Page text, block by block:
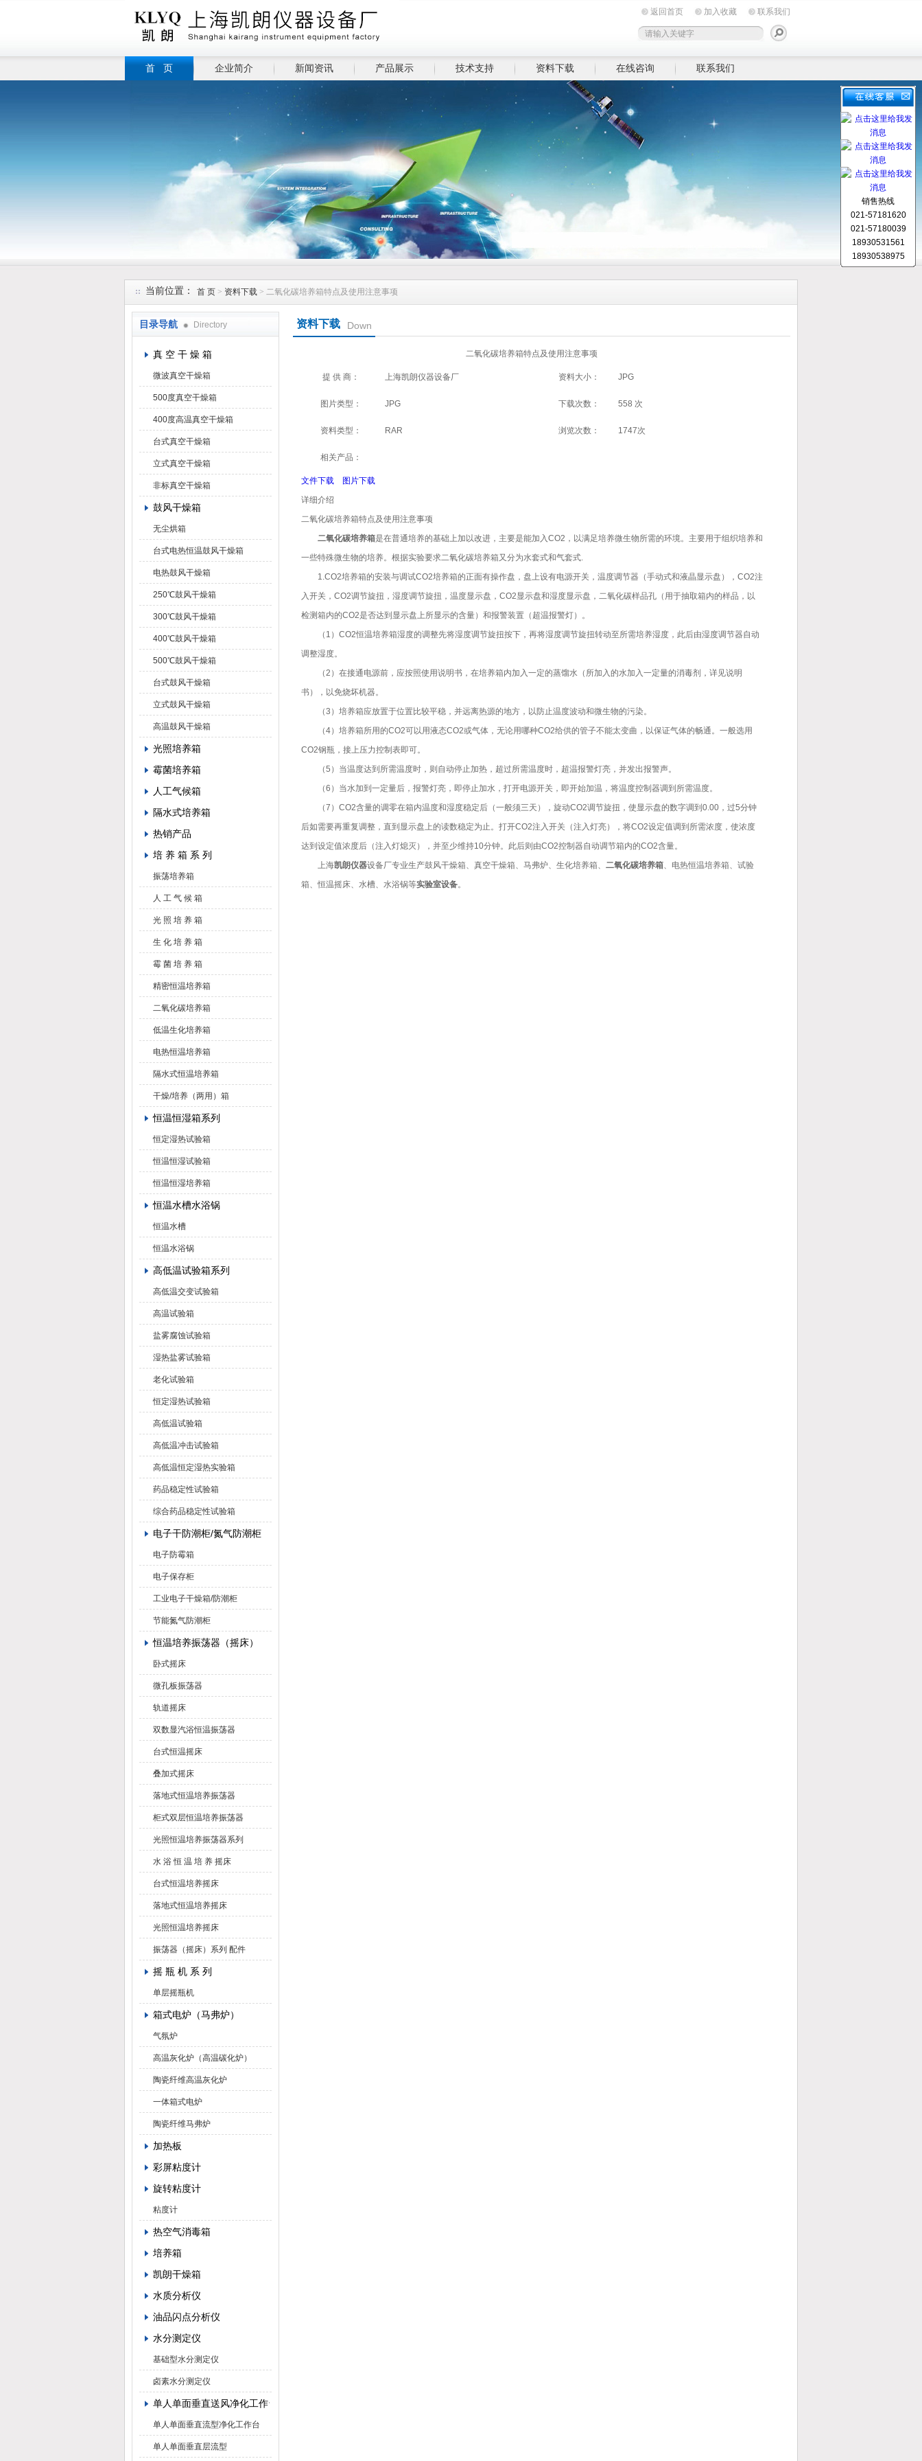
返回首页 加入收藏 联系我们
首 页 企业简介 新闻资讯 产品展示 技术支持 资料下载 在线咨询 联系我们
当前位置： 首 页 > 资料下载 > 二氧化碳培养箱特点及使用注意事项
目录导航 Directory
真 空 干 燥 箱
微波真空干燥箱
500度真空干燥箱
400度高温真空干燥箱
台式真空干燥箱
立式真空干燥箱
非标真空干燥箱
鼓风干燥箱
无尘烘箱
台式电热恒温鼓风干燥箱
电热鼓风干燥箱
250℃鼓风干燥箱
300℃鼓风干燥箱
400℃鼓风干燥箱
500℃鼓风干燥箱
台式鼓风干燥箱
立式鼓风干燥箱
高温鼓风干燥箱
光照培养箱
霉菌培养箱
人工气候箱
隔水式培养箱
热销产品
培 养 箱 系 列
振荡培养箱
人 工 气 候 箱
光 照 培 养 箱
生 化 培 养 箱
霉 菌 培 养 箱
精密恒温培养箱
二氧化碳培养箱
低温生化培养箱
电热恒温培养箱
隔水式恒温培养箱
干燥/培养（两用）箱
恒温恒湿箱系列
恒定湿热试验箱
恒温恒湿试验箱
恒温恒湿培养箱
恒温水槽水浴锅
恒温水槽
恒温水浴锅
高低温试验箱系列
高低温交变试验箱
高温试验箱
盐雾腐蚀试验箱
湿热盐雾试验箱
老化试验箱
恒定湿热试验箱
高低温试验箱
高低温冲击试验箱
高低温恒定湿热实验箱
药品稳定性试验箱
综合药品稳定性试验箱
电子干防潮柜/氮气防潮柜
电子防霉箱
电子保存柜
工业电子干燥箱/防潮柜
节能氮气防潮柜
恒温培养振荡器（摇床）
卧式摇床
微孔板振荡器
轨道摇床
双数显汽浴恒温振荡器
台式恒温摇床
叠加式摇床
落地式恒温培养振荡器
柜式双层恒温培养振荡器
光照恒温培养振荡器系列
水 浴 恒 温 培 养 摇床
台式恒温培养摇床
落地式恒温培养摇床
光照恒温培养摇床
振荡器（摇床）系列 配件
摇 瓶 机 系 列
单层摇瓶机
箱式电炉（马弗炉）
气氛炉
高温灰化炉（高温碳化炉）
陶瓷纤维高温灰化炉
一体箱式电炉
陶瓷纤维马弗炉
加热板
彩屏粘度计
旋转粘度计
粘度计
热空气消毒箱
培养箱
凯朗干燥箱
水质分析仪
油品闪点分析仪
水分测定仪
基础型水分测定仪
卤素水分测定仪
单人单面垂直送风净化工作台
单人单面垂直流型净化工作台
单人单面垂直层流型
资料下载 Down
二氧化碳培养箱特点及使用注意事项
提 供 商： 上海凯朗仪器设备厂 资料大小： JPG
图片类型： JPG 下载次数： 558 次
资料类型： RAR 浏览次数： 1747次
相关产品：
文件下载
图片下载
详细介绍
二氧化碳培养箱特点及使用注意事项
二氧化碳培养箱是在普通培养的基础上加以改进，主要是能加入CO2，以满足培养微生物所需的环境。主要用于组织培养和
一些特殊微生物的培养。根据实验要求二氧化碳培养箱又分为水套式和气套式.
1.CO2培养箱的安装与调试CO2培养箱的正面有操作盘，盘上设有电源开关，温度调节器（手动式和液晶显示盘），CO2注
入开关，CO2调节旋扭，湿度调节旋扭，温度显示盘，CO2显示盘和湿度显示盘，二氧化碳样品孔（用于抽取箱内的样品，以
检测箱内的CO2是否达到显示盘上所显示的含量）和报警装置（超温报警灯）。
（1）CO2恒温培养箱湿度的调整先将湿度调节旋扭按下，再将湿度调节旋扭转动至所需培养湿度，此后由湿度调节器自动
调整湿度。
（2）在接通电源前，应按照使用说明书，在培养箱内加入一定的蒸馏水（所加入的水加入一定量的消毒剂，详见说明
书），以免烧坏机器。
（3）培养箱应放置于位置比较平稳，并远离热源的地方，以防止温度波动和微生物的污染。
（4）培养箱所用的CO2可以用液态CO2或气体，无论用哪种CO2给供的管子不能太变曲，以保证气体的畅通。一般选用
CO2钢瓶，接上压力控制表即可。
（5）当温度达到所需温度时，则自动停止加热，超过所需温度时，超温报警灯亮，并发出报警声。
（6）当水加到一定量后，报警灯亮，即停止加水，打开电源开关，即开始加温，将温度控制器调到所需温度。
（7）CO2含量的调零在箱内温度和湿度稳定后（一般须三天），旋动CO2调节旋扭，使显示盘的数字调到0.00，过5分钟
后如需要再重复调整，直到显示盘上的读数稳定为止。打开CO2注入开关（注入灯亮），将CO2设定值调到所需浓度，使浓度
达到设定值浓度后（注入灯熄灭），并至少维持10分钟。此后则由CO2控制器自动调节箱内的CO2含量。
上海凯朗仪器设备厂专业生产鼓风干燥箱、真空干燥箱、马弗炉、生化培养箱、 二氧化碳培养箱、电热恒温培养箱、试验
箱、恒温摇床、水槽、水浴锅等实验室设备。
销售热线
021-57181620
021-57180039
18930531561
18930538975